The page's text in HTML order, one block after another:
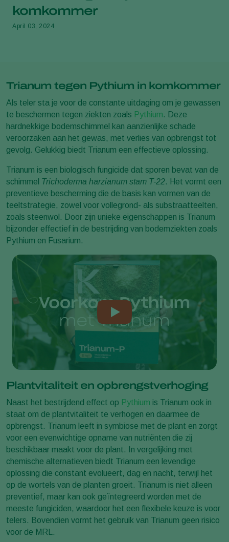
komkommer
April 03, 2024
Trianum tegen Pythium in komkommer
Als teler sta je voor de constante uitdaging om je gewassen
te beschermen tegen ziekten zoals Pythium. Deze
hardnekkige bodemschimmel kan aanzienlijke schade
veroorzaken aan het gewas, met verlies van opbrengst tot
gevolg. Gelukkig biedt Trianum een effectieve oplossing.
Trianum is een biologisch fungicide dat sporen bevat van de
schimmel Trichoderma harzianum stam T-22. Het vormt een
preventieve bescherming die de basis kan vormen van de
teeltstrategie, zowel voor vollegrond- als substraatteelten,
zoals steenwol. Door zijn unieke eigenschappen is Trianum
bijzonder effectief in de bestrijding van bodemziekten zoals
Pythium en Fusarium.
Plantvitaliteit en opbrengstverhoging
Naast het bestrijdend effect op Pythium is Trianum ook in
staat om de plantvitaliteit te verhogen en daarmee de
opbrengst. Trianum leeft in symbiose met de plant en zorgt
voor een evenwichtige opname van nutriënten die zij
beschikbaar maakt voor de plant. In vergelijking met
chemische alternatieven biedt Trianum een levendige
oplossing die constant evolueert, dag en nacht, terwijl het
op de wortels van de planten groeit. Trianum is niet alleen
preventief, maar kan ook geïntegreerd worden met de
meeste fungiciden, waardoor het een flexibele keuze is voor
telers. Bovendien vormt het gebruik van Trianum geen risico
voor de MRL.